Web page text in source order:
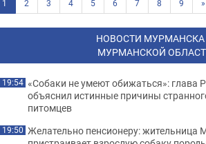
1 2 3 4 5 6 7 8 9 »
НОВОСТИ МУРМАНСКА
МУРМАНСКОЙ
19:54 «Собаки не умеют обижаться»: глава
объяснил истинные причины
питомцев
19:50 Желательно пенсионеру: жительница